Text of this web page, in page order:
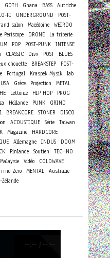
GOTH Ghana BASS Autriche
FI UNDERGROUND
POST-
salon Macédoine
WEIRDO
Periscope DRONE
La triperie
POP POST-PUNK INTENSE
CLASSIC Divx POST
BLUES
chouette BREAKSTEP
POST-
Portugal Kraspek Mysik
lab
USA Grèce Projection
METAL
Lettonie HIP HOP
PROG
Hollande PUNK
GRIND
BREAKCORE STONER
DISCO
ACOUSTIQUE Série Taiwan
Magazine
HARDCORE
Allemagne INDUS
DOOM
Finlande Soutien
TECHNO
Malaysie Vidéo
COLDWAVE
Zero MENTAL
Australie
Zélande